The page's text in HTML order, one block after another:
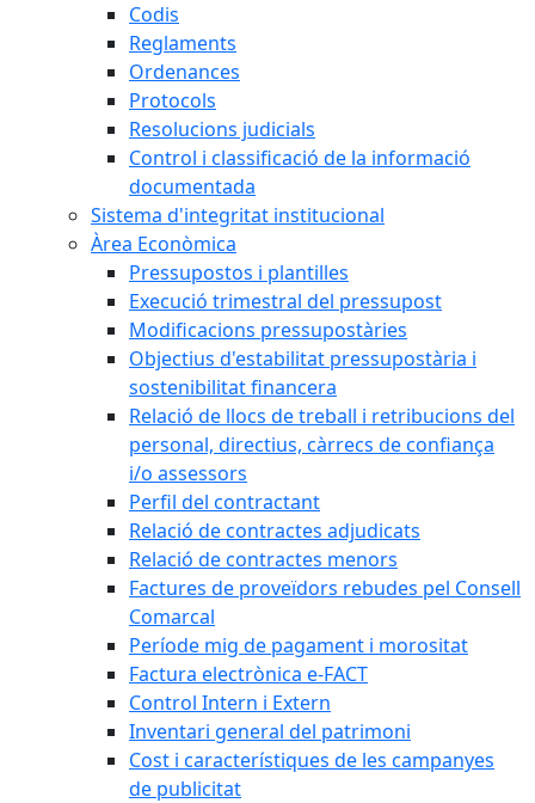
Codis
Reglaments
Ordenances
Protocols
Resolucions judicials
Control i classificació de la informació
documentada
Sistema d'integritat institucional
Àrea Econòmica
Pressupostos i plantilles
Execució trimestral del pressupost
Modificacions pressupostàries
Objectius d'estabilitat pressupostària i
sostenibilitat financera
Relació de llocs de treball i retribucions del
personal, directius, càrrecs de confiança
i/o assessors
Perfil del contractant
Relació de contractes adjudicats
Relació de contractes menors
Factures de proveïdors rebudes pel Consell
Comarcal
Període mig de pagament i morositat
Factura electrònica e-FACT
Control Intern i Extern
Inventari general del patrimoni
Cost i característiques de les campanyes
de publicitat